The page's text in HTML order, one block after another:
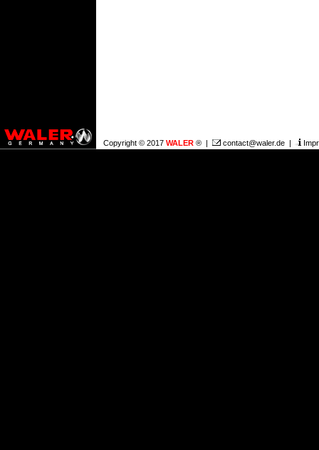
Copyright © 2017 WALER ® | contact@waler.de |